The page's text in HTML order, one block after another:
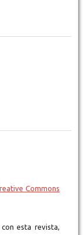
Commons
esta revista,